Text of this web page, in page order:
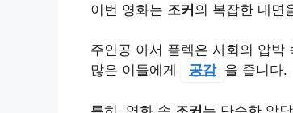
이번 영화는 조커의 복잡한 내면
주인공 아서 플렉은 사회의 압박
많은 이들에게
공감 을 줍니다.